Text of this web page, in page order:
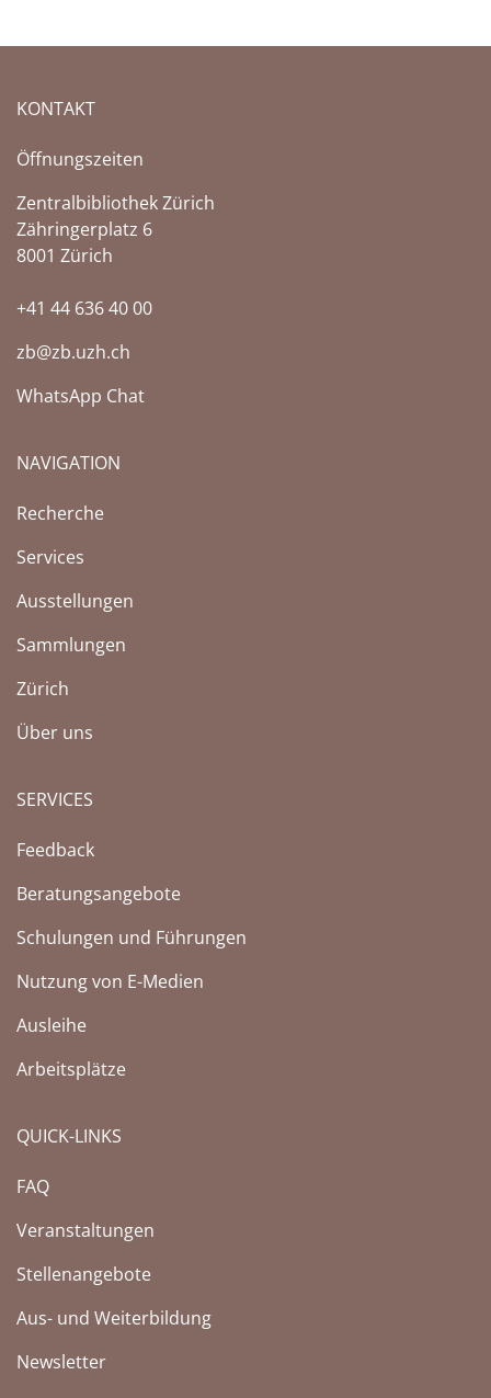
KONTAKT
Öffnungszeiten
Zentralbibliothek Zürich
Zähringerplatz 6
8001 Zürich
+41 44 636 40 00
zb@zb.uzh.ch
WhatsApp Chat
NAVIGATION
Recherche
Services
Ausstellungen
Sammlungen
Zürich
Über uns
SERVICES
Feedback
Beratungsangebote
Schulungen und Führungen
Nutzung von E-Medien
Ausleihe
Arbeitsplätze
QUICK-LINKS
FAQ
Veranstaltungen
Stellenangebote
Aus- und Weiterbildung
Newsletter